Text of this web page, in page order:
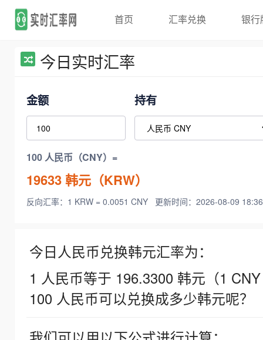
首页 汇率兑换 银行
今日实时汇率
金额 持有
100 人民币（CNY）=
19633韩元（KRW）
反向汇率：1 KRW = 0.0051 CNY 更新时间：2026-08-09
今日人民币兑换韩元汇率为：
1 人民币等于 196.3300 韩元（1
100 人民币可以兑换成多少韩元呢？